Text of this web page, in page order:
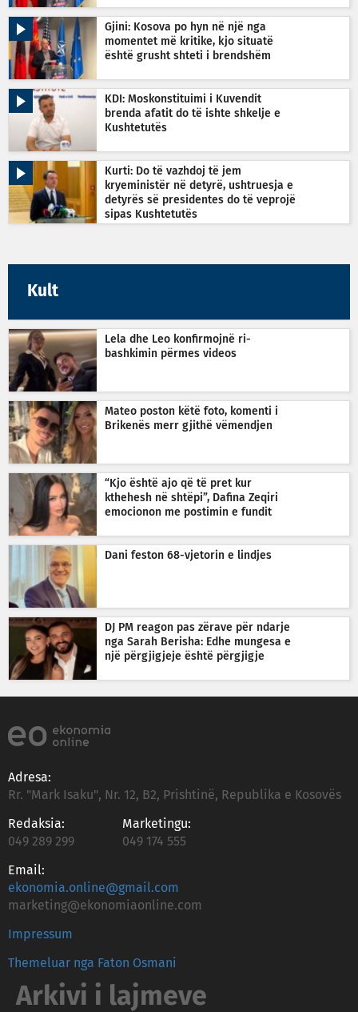
Gjini: Kosova po hyn në një nga
momentet më kritike, kjo situatë
është grusht shteti i brendshëm
KDI: Moskonstituimi i Kuvendit
brenda afatit do të ishte shkelje e
Kushtetutës
Kurti: Do të vazhdoj të jem
kryeministër në detyrë, ushtruesja e
detyrës së presidentes do të veprojë
sipas Kushtetutës
Kult
Lela dhe Leo konfirmojnë ri-
bashkimin përmes videos
Mateo poston këtë foto, komenti i
Brikenës merr gjithë vëmendjen
“Kjo është ajo që të pret kur
kthehesh në shtëpi”, Dafina Zeqiri
emocionon me postimin e fundit
Dani feston 68-vjetorin e lindjes
DJ PM reagon pas zërave për ndarje
nga Sarah Berisha: Edhe mungesa e
një përgjigjeje është përgjigje
Adresa:
Rr. "Mark Isaku", Nr. 12, B2, Prishtinë, Republika e Kosovës
Redaksia:
049 289 299
Marketingu:
049 174 555
Email:
ekonomia.online@gmail.com
marketing@ekonomiaonline.com
Impressum
Themeluar nga Faton Osmani
Arkivi i lajmeve